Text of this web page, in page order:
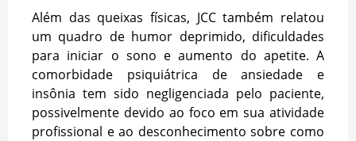
Além das queixas físicas, JCC também relatou
um quadro de humor deprimido, dificuldades
para iniciar o sono e aumento do apetite. A
comorbidade psiquiátrica de ansiedade e
insônia tem sido negligenciada pelo paciente,
possivelmente devido ao foco em sua atividade
profissional e ao desconhecimento sobre como